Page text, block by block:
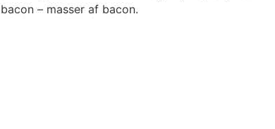
– masser af bacon.